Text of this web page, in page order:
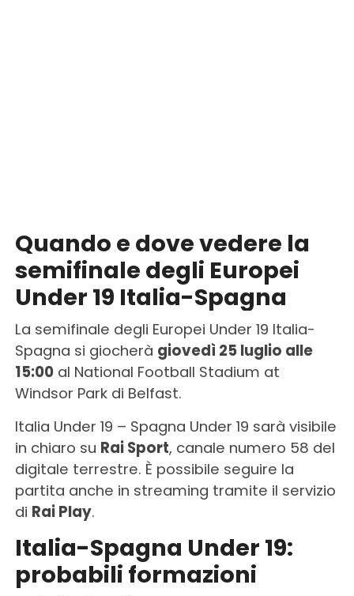
Quando e dove vedere la
semifinale degli Europei
Under 19 Italia-Spagna
La semifinale degli Europei Under 19 Italia-
Spagna si giocherà giovedì 25 luglio alle
15:00al National Football Stadium at
Windsor Park di Belfast.
Italia Under 19 – Spagna Under 19 sarà visibile
in chiaro su Rai Sport, canale numero 58 del
digitale terrestre. È possibile seguire la
partita anche in streaming tramite il servizio
di Rai Play.
Italia-Spagna Under 19:
probabili formazioni